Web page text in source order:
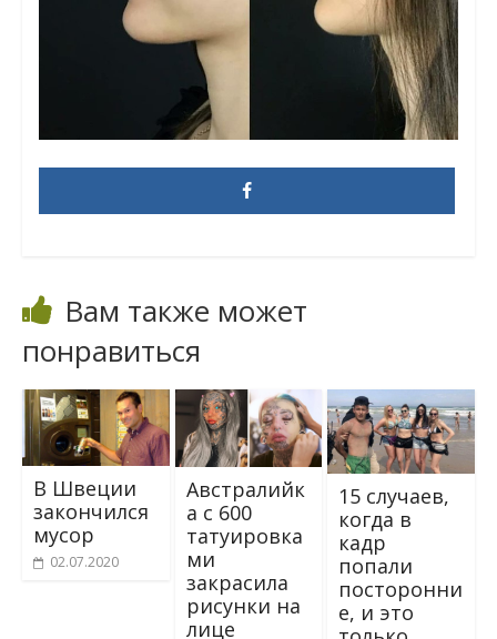
Вам также может
понравиться
В Швеции
закончился
мусор
02.07.2020
Австралийк
а с 600
татуировка
ми
закрасила
рисунки на
лице
15 случаев,
когда в
кадр
попали
посторонни
е, и это